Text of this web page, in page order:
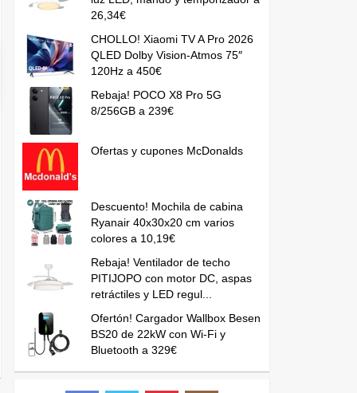
26,34€
CHOLLO! Xiaomi TV A Pro 2026
QLED Dolby Vision-Atmos 75″
120Hz a 450€
Rebaja! POCO X8 Pro 5G
8/256GB a 239€
Ofertas y cupones McDonalds
Descuento! Mochila de cabina
Ryanair 40x30x20 cm varios
colores a 10,19€
Rebaja! Ventilador de techo
PITIJOPO con motor DC, aspas
retráctiles y LED regul...
Ofertón! Cargador Wallbox Besen
BS20 de 22kW con Wi-Fi y
Bluetooth a 329€